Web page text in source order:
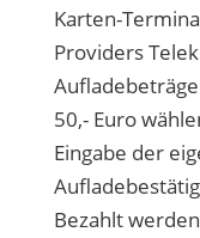
Karten-
Providers
50,- Euro
Eingabe der
Bezahlt